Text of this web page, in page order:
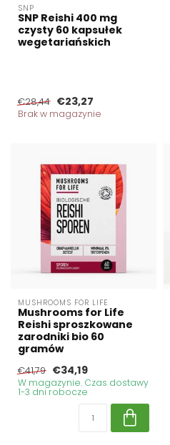
SNP
SNP Reishi 400 mg
czysty 60 kapsułek
wegetariańskich
€28,44 €23,27
Brak w magazynie
MUSHROOMS FOR LIFE
Mushrooms for Life
Reishi sproszkowane
zarodniki bio 60
gramów
€41,79 €34,19
W magazynie. Czas dostawy
1-3 dni robocze